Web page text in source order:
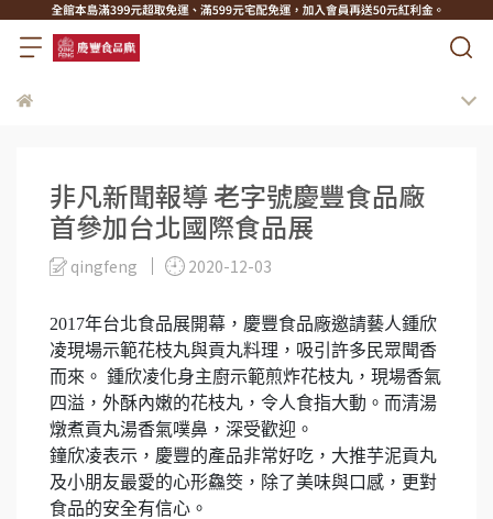
非凡新聞報導 老字號慶豐食品廠
首參加台北國際食品展
qingfeng 2020-12-03
2017年台北食品展開幕，慶豐食品廠邀請藝人鍾欣
凌現場示範花枝丸與貢丸料理，吸引許多民眾聞香
而來。 鍾欣凌化身主廚示範煎炸花枝丸，現場香氣
四溢，外酥內嫩的花枝丸，令人食指大動。而清湯
燉煮貢丸湯香氣噗鼻，深受歡迎。
鐘欣凌表示，慶豐的產品非常好吃，大推芋泥貢丸
及小朋友最愛的心形鱻筊，除了美味與口感，更對
食品的安全有信心。